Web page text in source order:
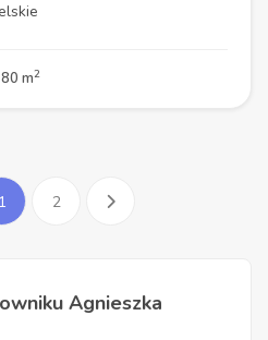
m2
1 2
Agnieszka